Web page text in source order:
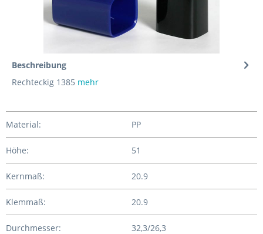
Beschreibung
Rechteckig 1385 mehr
Material: PP
Höhe: 51
Kernmaß: 20.9
Klemmaß: 20.9
Durchmesser: 32,3/26,3